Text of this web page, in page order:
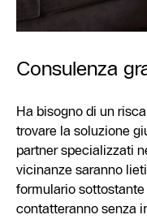
Consulenza
Ha bisogno di un
trovare la soluzione
partner specializzati
vicinanze saranno
formulario
contatteranno senza